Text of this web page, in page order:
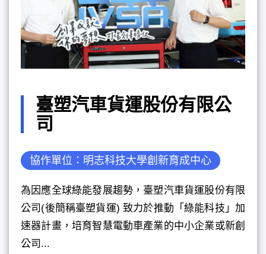
臺塑汽車貨運股份有限公
司
協作單位：明志科技大學創新育成中心
為因應全球綠能發展趨勢，臺塑汽車貨運股份有限
公司(後簡稱臺塑貨運) 致力於推動「綠能科技」加
速器計畫，培育智慧電動車產業的中小企業或新創
公司...